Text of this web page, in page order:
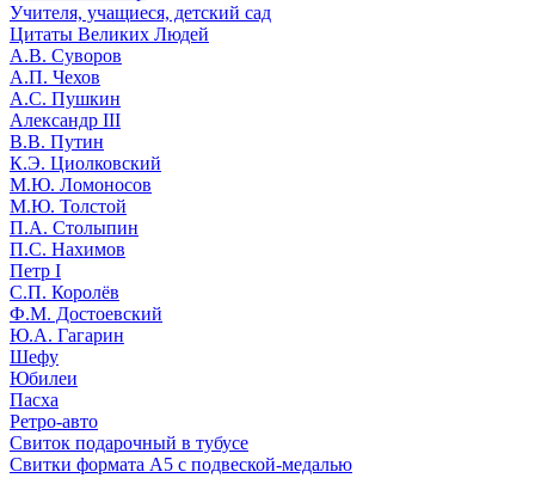
Учителя, учащиеся, детский сад
Цитаты Великих Людей
А.В. Суворов
А.П. Чехов
А.С. Пушкин
Александр III
В.В. Путин
К.Э. Циолковский
М.Ю. Ломоносов
М.Ю. Толстой
П.А. Столыпин
П.С. Нахимов
Петр I
С.П. Королёв
Ф.М. Достоевский
Ю.А. Гагарин
Шефу
Юбилеи
Пасха
Ретро-авто
Свиток подарочный в тубусе
Свитки формата А5 с подвеской-медалью